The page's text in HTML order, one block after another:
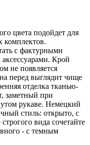
цвета подойдет для
комплектов.
с фактурными
Крой
не появляется
перед выглядит чище
отделка тканью-
заметный при
рукаве. Немецкий
стиль: открыто, с
вида сочетайте
- с темным